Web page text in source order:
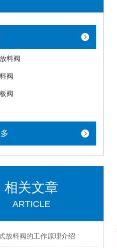
料阀
阀
阀
相关文章
ARTICLE
放料阀的工作原理介绍